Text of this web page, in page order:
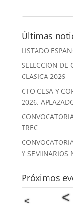
Últimas
LISTADO
SELECCION DE
CLASICA 2026
CTO CESA Y
2026.
TREC
Y SEMINARIOS
Próximos
< <